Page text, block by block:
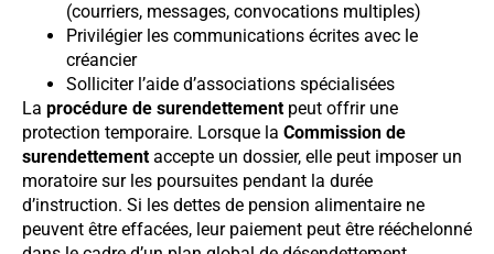
(courriers, messages, convocations multiples)
Privilégier les communications écrites avec le
créancier
Solliciter l’aide d’associations spécialisées
La procédure de surendettement peut offrir une
protection temporaire. Lorsque la Commission de
surendettement accepte un dossier, elle peut imposer un
moratoire sur les poursuites pendant la durée
d’instruction. Si les dettes de pension alimentaire ne
peuvent être effacées, leur paiement peut être rééchelonné